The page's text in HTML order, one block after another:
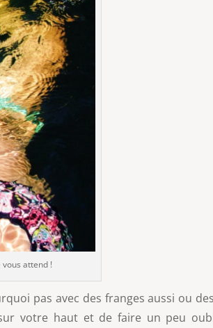
attend !
pas avec des franges aussi ou
votre haut et de faire un peu